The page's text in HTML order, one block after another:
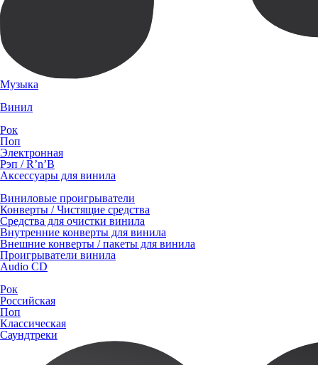
Музыка
Винил
Рок
Поп
Электронная
Рэп / R’n’B
Аксессуары для винила
Виниловые проигрыватели
Конверты / Чистящие средства
Средства для очистки винила
Внутренние конверты для винила
Внешние конверты / пакеты для винила
Проигрыватели винила
Audio CD
Рок
Российская
Поп
Классическая
Саундтреки